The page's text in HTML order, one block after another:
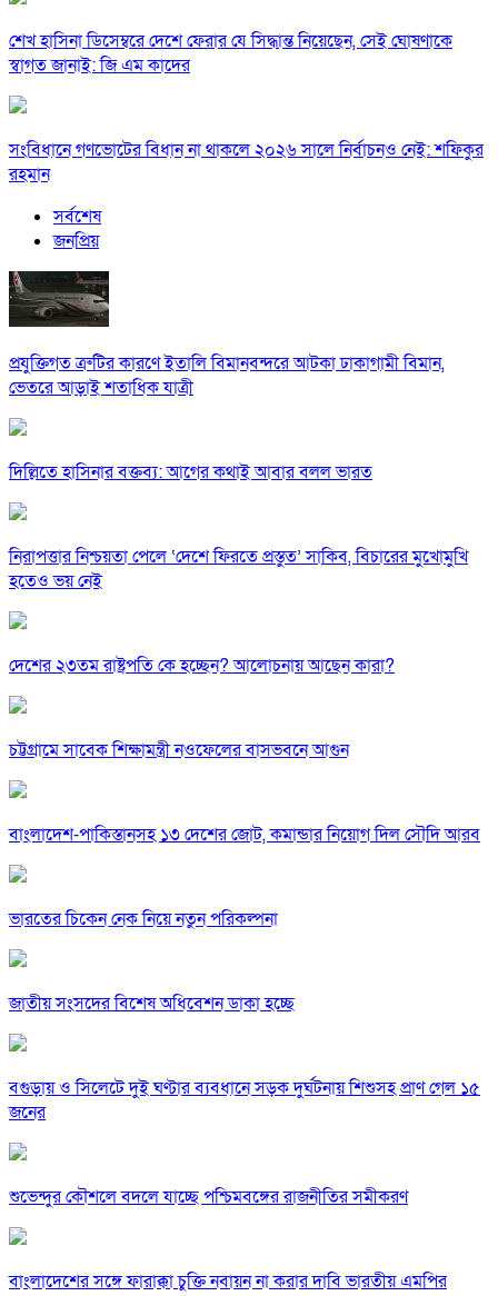
শেখ হাসিনা ডিসেম্বরে দেশে ফেরার যে সিদ্ধান্ত নিয়েছেন, সেই ঘোষণাকে
স্বাগত জানাই: জি এম কাদের
সংবিধানে গণভোটের বিধান না থাকলে ২০২৬ সালে নির্বাচনও নেই: শফিকুর
রহমান
সর্বশেষ
জনপ্রিয়
প্রযুক্তিগত ত্রুটির কারণে ইতালি বিমানবন্দরে আটকা ঢাকাগামী বিমান,
ভেতরে আড়াই শতাধিক যাত্রী
দিল্লিতে হাসিনার বক্তব্য: আগের কথাই আবার বলল ভারত
নিরাপত্তার নিশ্চয়তা পেলে ‘দেশে ফিরতে প্রস্তুত’ সাকিব, বিচারের মুখোমুখি
হতেও ভয় নেই
দেশের ২৩তম রাষ্ট্রপতি কে হচ্ছেন? আলোচনায় আছেন কারা?
চট্টগ্রামে সাবেক শিক্ষামন্ত্রী নওফেলের বাসভবনে আগুন
বাংলাদেশ-পাকিস্তানসহ ১৩ দেশের জোট, কমান্ডার নিয়োগ দিল সৌদি আরব
ভারতের চিকেন নেক নিয়ে নতুন পরিকল্পনা
জাতীয় সংসদের বিশেষ অধিবেশন ডাকা হচ্ছে
বগুড়ায় ও সিলেটে দুই ঘণ্টার ব্যবধানে সড়ক দুর্ঘটনায় শিশুসহ প্রাণ গেল ১৫
জনের
শুভেন্দুর কৌশলে বদলে যাচ্ছে পশ্চিমবঙ্গের রাজনীতির সমীকরণ
বাংলাদেশের সঙ্গে ফারাক্কা চুক্তি নবায়ন না করার দাবি ভারতীয় এমপির